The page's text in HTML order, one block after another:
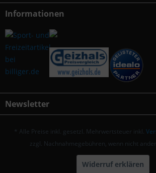
Informationen
Newsletter
* Alle Preise inkl. gesetzl. Mehrwertsteuer inkl.
zzgl. Nachnahmegebühren, wenn nicht
Widerruf erklären